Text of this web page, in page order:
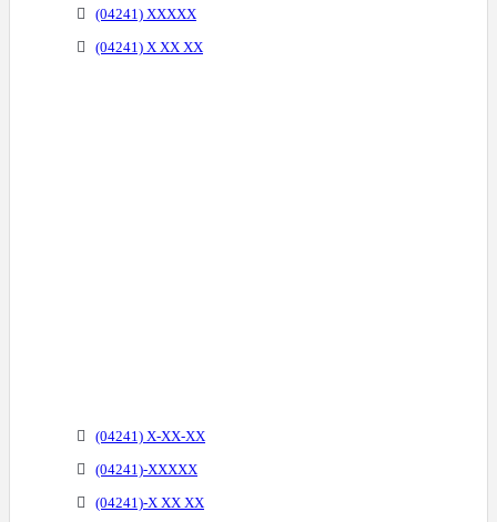
(04241) XXXXX
(04241) X XX XX
(04241) X-XX-XX
(04241)-XXXXX
(04241)-X XX XX